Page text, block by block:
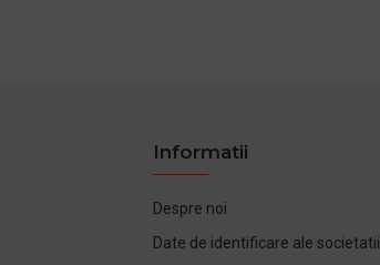
Informatii
Despre noi
Date de identificare ale societatii